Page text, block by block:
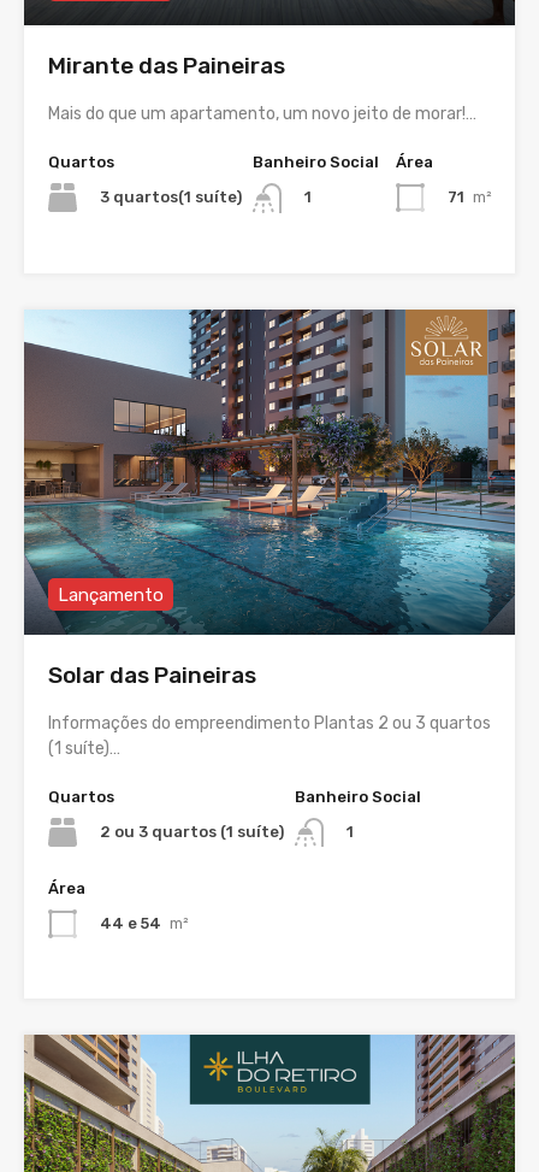
Mirante das Paineiras
Mais do que um apartamento, um novo jeito de morar!…
Quartos
3 quartos(1 suíte)
Banheiro Social
1
Área
71 m²
Lançamento
Solar das Paineiras
Informações do empreendimento Plantas 2 ou 3 quartos
(1 suíte)…
Quartos
2 ou 3 quartos (1 suíte)
Banheiro Social
1
Área
44 e 54 m²